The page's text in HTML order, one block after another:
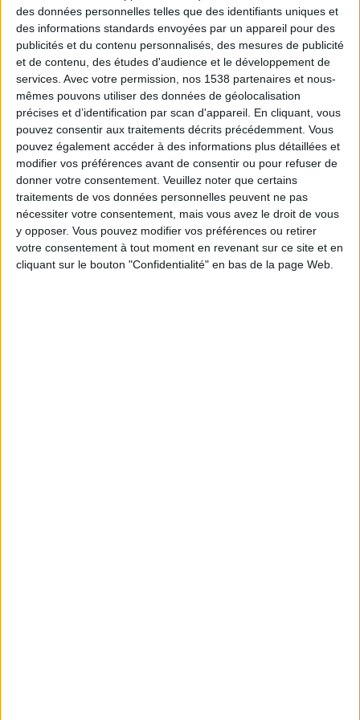
des données personnelles telles que des identifiants uniques et
des informations standards envoyées par un appareil pour des
publicités et du contenu personnalisés, des mesures de publicité
et de contenu, des études d'audience et le développement de
services. Avec votre permission, nos 1538 partenaires et nous-
mêmes pouvons utiliser des données de géolocalisation
précises et d’identification par scan d'appareil. En cliquant, vous
pouvez consentir aux traitements décrits précédemment. Vous
pouvez également accéder à des informations plus détaillées et
modifier vos préférences avant de consentir ou pour refuser de
donner votre consentement. Veuillez noter que certains
traitements de vos données personnelles peuvent ne pas
nécessiter votre consentement, mais vous avez le droit de vous
y opposer. Vous pouvez modifier vos préférences ou retirer
votre consentement à tout moment en revenant sur ce site et en
cliquant sur le bouton "Confidentialité" en bas de la page Web.
dit l'auteur de l'étude le doctorant Rick Mattes.
Le régime Special K est recommandé aux adultes ayant
un IMC supérieur à 25. Il n'est pas conçu pour être suivi
pendant plus de 2 semaines.
Voici les fondamentaux de ce programme minceur
Manger deux portions de céréales de cette marque
chaque jour, et 1 demi-verre de lait à 1% de
matières grasses au petit-déjeuner puis au